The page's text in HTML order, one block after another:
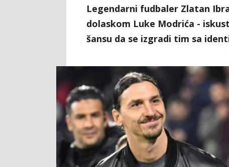
Legendarni fudbaler Zlatan
dolaskom Luke Modrića -
šansu da se izgradi tim sa